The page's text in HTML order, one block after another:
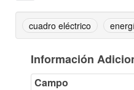
cuadro eléctrico
Información
Campo